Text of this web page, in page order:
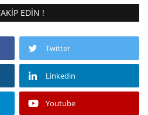
EDIN !
Twitter
Linkedin
Youtube